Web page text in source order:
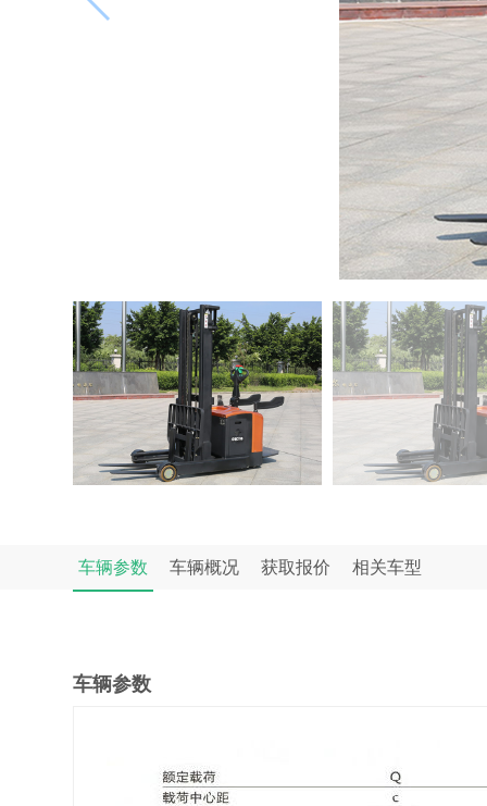
车辆参数 车辆概况 获取报价 相关车型
车辆参数